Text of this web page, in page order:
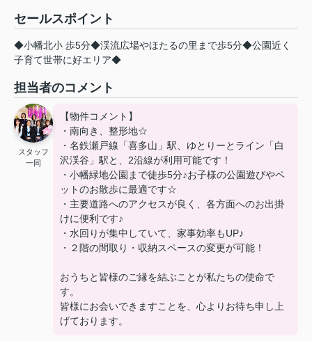
セールスポイント
◆小幡北小 歩5分◆渓流広場やほたるの里まで歩5分◆公園近く
子育て世帯に好エリア◆
担当者のコメント
スタッフ
一同
【物件コメント】
・南向き、整形地☆
・名鉄瀬戸線「喜多山」駅、ゆとりーとライン「白
沢渓谷」駅と、2沿線が利用可能です！
・小幡緑地公園まで徒歩5分♪お子様の公園遊びやペ
ットのお散歩に最適です☆
・主要道路へのアクセスが良く、各方面へのお出掛
けに便利です♪
・水回りが集中していて、家事効率もUP♪
・２階の間取り・収納スペースの変更が可能！
おうちと皆様のご縁を結ぶことが私たちの使命で
す。
皆様にお会いできますことを、心よりお待ち申し上
げております。